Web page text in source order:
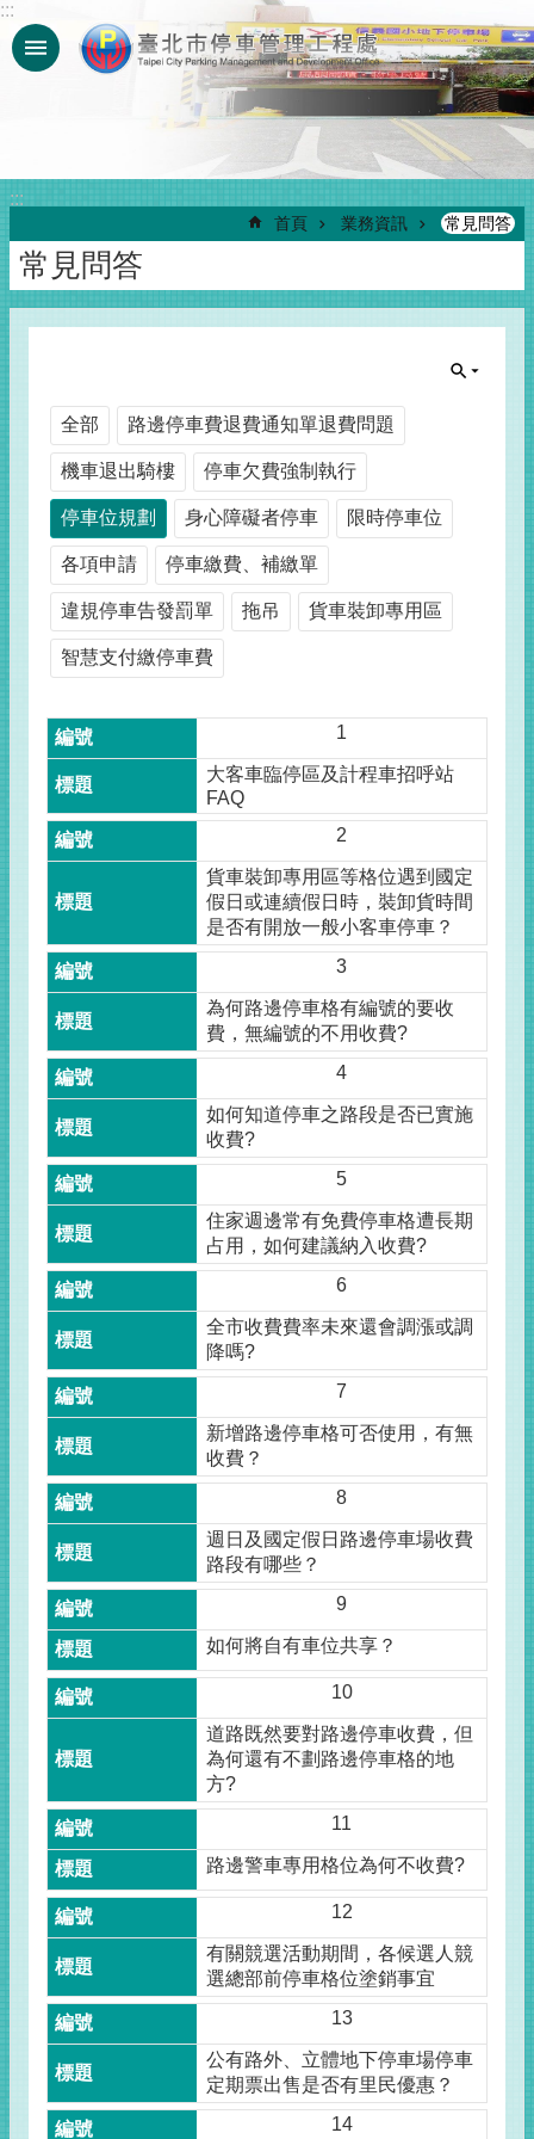
跳到主要內容區塊
:::
:::
首頁 業務資訊 常見問答
常見問答
全部 路邊停車費退費通知單退費問題
機車退出騎樓 停車欠費強制執行
停車位規劃 身心障礙者停車 限時停車位
各項申請 停車繳費、補繳單
違規停車告發罰單 拖吊 貨車裝卸專用區
智慧支付繳停車費
1
大客車臨停區及計程車招呼站
FAQ
2
貨車裝卸專用區等格位遇到國定
假日或連續假日時，裝卸貨時間
是否有開放一般小客車停車？
3
為何路邊停車格有編號的要收
費，無編號的不用收費?
4
如何知道停車之路段是否已實施
收費?
5
住家週邊常有免費停車格遭長期
占用，如何建議納入收費?
6
全市收費費率未來還會調漲或調
降嗎?
7
新增路邊停車格可否使用，有無
收費？
8
週日及國定假日路邊停車場收費
路段有哪些？
9
如何將自有車位共享？
10
道路既然要對路邊停車收費，但
為何還有不劃路邊停車格的地
方?
11
路邊警車專用格位為何不收費?
12
有關競選活動期間，各候選人競
選總部前停車格位塗銷事宜
13
公有路外、立體地下停車場停車
定期票出售是否有里民優惠？
14